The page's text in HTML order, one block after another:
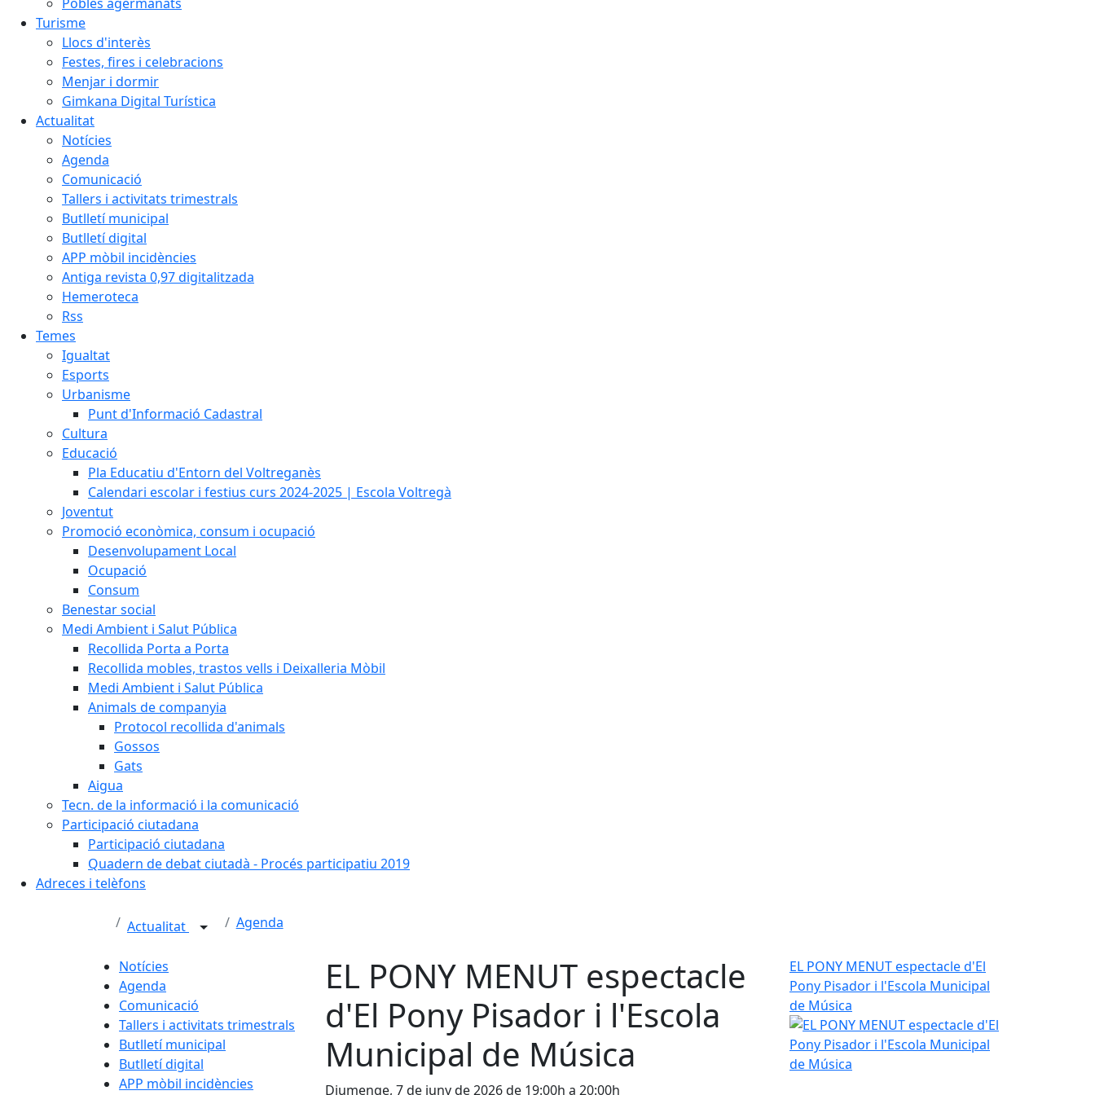
Turisme
Llocs d'interès
Festes, fires i celebracions
Menjar i dormir
Gimkana Digital Turística
Actualitat
Notícies
Agenda
Comunicació
Tallers i activitats trimestrals
Butlletí municipal
Butlletí digital
APP mòbil incidències
Antiga revista 0,97 digitalitzada
Hemeroteca
Rss
Temes
Igualtat
Esports
Urbanisme
Punt d'Informació Cadastral
Cultura
Educació
Pla Educatiu d'Entorn del Voltreganès
Calendari escolar i festius curs 2024-2025 | Escola Voltregà
Joventut
Promoció econòmica, consum i ocupació
Desenvolupament Local
Ocupació
Consum
Benestar social
Medi Ambient i Salut Pública
Recollida Porta a Porta
Recollida mobles, trastos vells i Deixalleria Mòbil
Medi Ambient i Salut Pública
Animals de companyia
Protocol recollida d'animals
Gossos
Gats
Aigua
Tecn. de la informació i la comunicació
Participació ciutadana
Participació ciutadana
Quadern de debat ciutadà - Procés participatiu 2019
Adreces i telèfons
Actualitat Agenda
Notícies
Agenda
Comunicació
Tallers i activitats trimestrals
Butlletí municipal
Butlletí digital
APP mòbil incidències
EL PONY MENUT espectacle
d'El Pony Pisador i l'Escola
Municipal de Música
Diumenge, 7 de juny de 2026 de 19:00h a 20:00h
EL PONY MENUT espectacle d'El
Pony Pisador i l'Escola Municipal
de Música